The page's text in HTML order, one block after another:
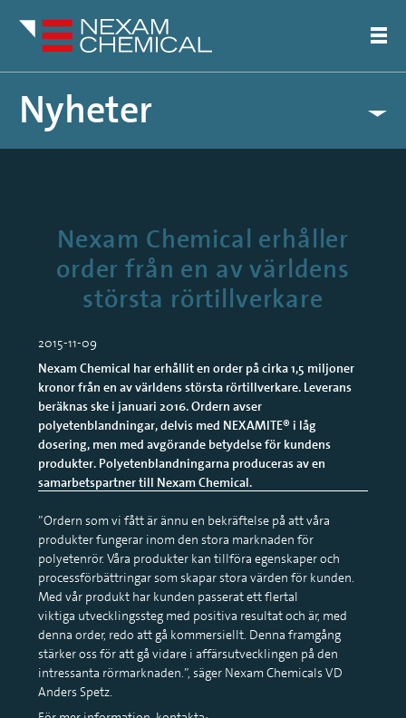
Nyheter
Nexam Chemical erhåller
order från en av världens
största rörtillverkare
2015-11-09
Nexam Chemical har erhållit en order på cirka 1,5 miljoner
kronor från en av världens största rörtillverkare. Leverans
beräknas ske i januari 2016. Ordern avser
polyetenblandningar, delvis med NEXAMITE® i låg
dosering, men med avgörande betydelse för kundens
produkter. Polyetenblandningarna produceras av en
samarbetspartner till Nexam Chemical.
”Ordern som vi fått är ännu en bekräftelse på att våra
produkter fungerar inom den stora marknaden för
polyetenrör. Våra produkter kan tillföra egenskaper och
processförbättringar som skapar stora värden för kunden.
Med vår produkt har kunden passerat ett flertal
viktiga utvecklingssteg med positiva resultat och är, med
denna order, redo att gå kommersiellt. Denna framgång
stärker oss för att gå vidare i affärsutvecklingen på den
intressanta rörmarknaden.”, säger Nexam Chemicals VD
Anders Spetz.